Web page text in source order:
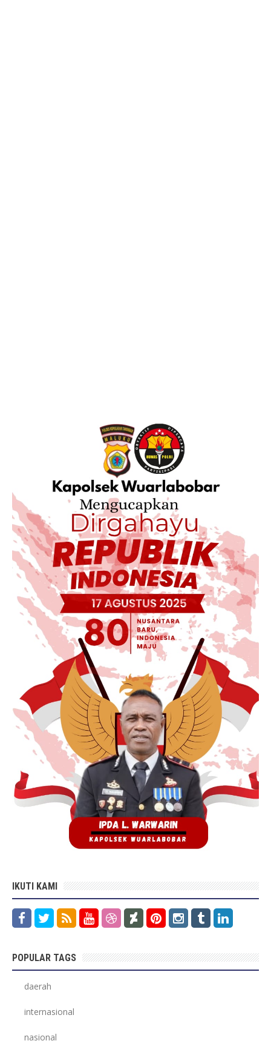
IKUTI KAMI
POPULAR TAGS
daerah
internasional
nasional